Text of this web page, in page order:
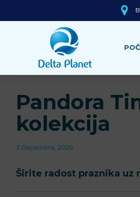
Pandora
kolekcija
3 Decembra, 2020
Širite radost praznika uz